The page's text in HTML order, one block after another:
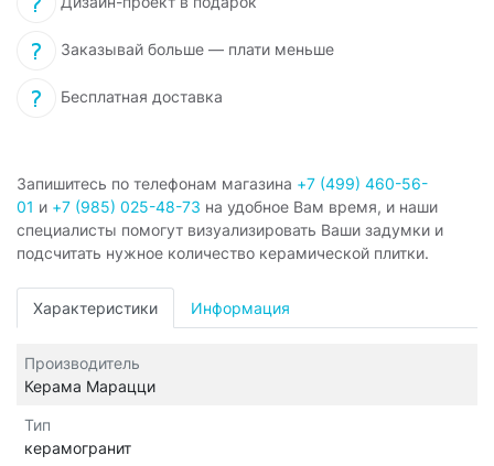
Заказывай больше — плати меньше
Бесплатная доставка
Запишитесь по телефонам магазина +7 (499) 460-56-
01 и +7 (985) 025-48-73 на удобное Вам время, и наши
специалисты помогут визуализировать Ваши задумки и
подсчитать нужное количество керамической плитки.
Характеристики Информация
Производитель
Керама Марацци
Тип
керамогранит